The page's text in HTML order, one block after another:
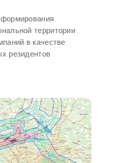
территории
в качестве
резидентов